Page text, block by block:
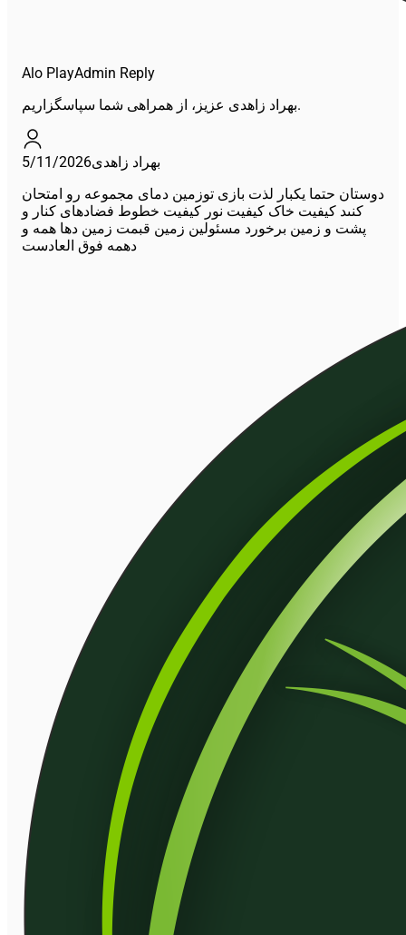
Alo PlayAdmin Reply
بهراد زاهدی عزیز، از همراهی شما سپاسگزاریم.
بهراد زاهدی5/11/2026
دوستان حتما یکبار لذت بازى توزمین دماى مجموعه رو امتحان
کنىد کیفیت خاک کیفیت نور کیفیت خطوط فضادهاى کنار و
پشت و زمین برخورد مسئولین زمین قبمت زمین دها همه و
دهمه فوق العادست